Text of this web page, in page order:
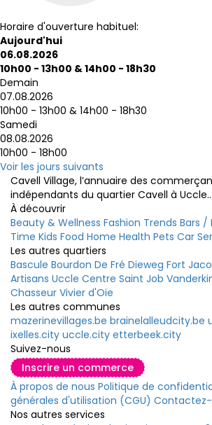
Horaire d'ouverture habituel:
Aujourd'hui
06.08.2026
10h00 - 13h00 &14h00 - 18h30
Demain
07.08.2026
10h00 - 13h00 & 14h00 - 18h30
Samedi
08.08.2026
10h00 - 18h00
Voir les jours suivants
Cavell Village, l’annuaire des
indépendants du quartier Cavell à Uccle...
À découvrir
Beauty & Wellness Fashion Trends Bars /
Time Kids Food Home Health Pets Car
Les autres quartiers
Bascule Bourdon De Fré Dieweg Fort Jaco
Artisans Uccle Centre Saint Job
Chasseur Vivier d'Oie
Les autres communes
mazerinevillages.be brainelalleudcity.be
ixelles.city uccle.city etterbeek.city
Suivez-nous
Inscrire un commerce
À propos de nous Politique de
générales d'utilisation (CGU)
Nos autres services